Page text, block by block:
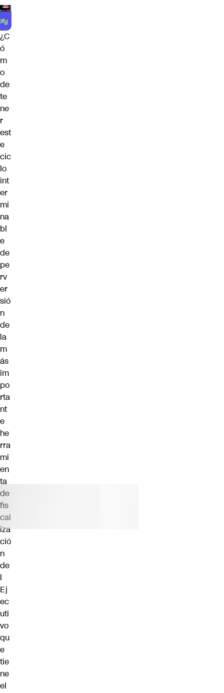
¿C
ó
m
o
de
te
ne
r
est
e
cic
lo
int
er
mi
na
bl
e
de
pe
rv
er
sió
n
de
la
m
ás
im
po
rta
nt
e
he
rra
mi
en
ta
de
fis
cal
iza
ció
n
de
l
Ej
ec
uti
vo
qu
e
tie
ne
el